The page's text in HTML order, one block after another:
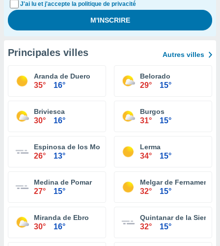
J'ai lu et j'accepte la politique de privacité
Principales villes Autres villes
Aranda de Duero
35° 16°
Belorado
29° 15°
Briviesca
30° 16°
Burgos
31° 15°
Espinosa de los Monteros
26° 13°
Lerma
34° 15°
Medina de Pomar
27° 15°
Melgar de Fernamental
32° 15°
Miranda de Ebro
30° 16°
Quintanar de la Sierra
32° 15°